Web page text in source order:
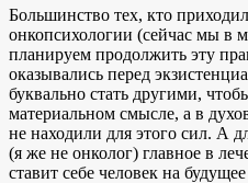
Большинство тех, кто
онкопсихологии (сейчас мы
планируем продолжить эту
оказывались перед
буквально стать другими,
материальном смысле, а в
не находили для этого сил. А
(я же не онколог) главное в
ставит себе человек на